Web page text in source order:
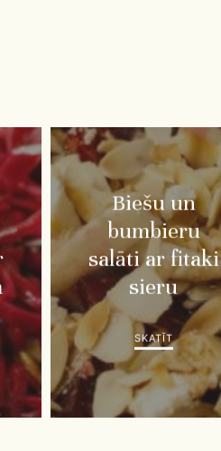
Biešu un
bumbieru
salāti ar fitaki
sieru
SKATĪT